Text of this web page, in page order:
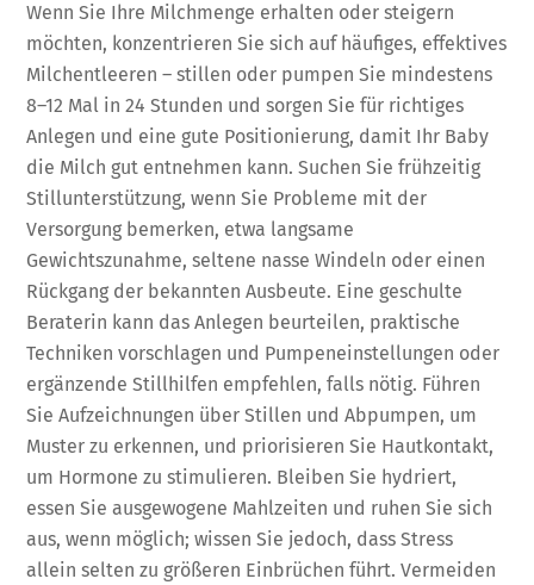
Wenn Sie Ihre Milchmenge erhalten oder steigern
möchten, konzentrieren Sie sich auf häufiges, effektives
Milchentleeren – stillen oder pumpen Sie mindestens
8–12 Mal in 24 Stunden und sorgen Sie für richtiges
Anlegen und eine gute Positionierung, damit Ihr Baby
die Milch gut entnehmen kann. Suchen Sie frühzeitig
Stillunterstützung, wenn Sie Probleme mit der
Versorgung bemerken, etwa langsame
Gewichtszunahme, seltene nasse Windeln oder einen
Rückgang der bekannten Ausbeute. Eine geschulte
Beraterin kann das Anlegen beurteilen, praktische
Techniken vorschlagen und Pumpeneinstellungen oder
ergänzende Stillhilfen empfehlen, falls nötig. Führen
Sie Aufzeichnungen über Stillen und Abpumpen, um
Muster zu erkennen, und priorisieren Sie Hautkontakt,
um Hormone zu stimulieren. Bleiben Sie hydriert,
essen Sie ausgewogene Mahlzeiten und ruhen Sie sich
aus, wenn möglich; wissen Sie jedoch, dass Stress
allein selten zu größeren Einbrüchen führt. Vermeiden